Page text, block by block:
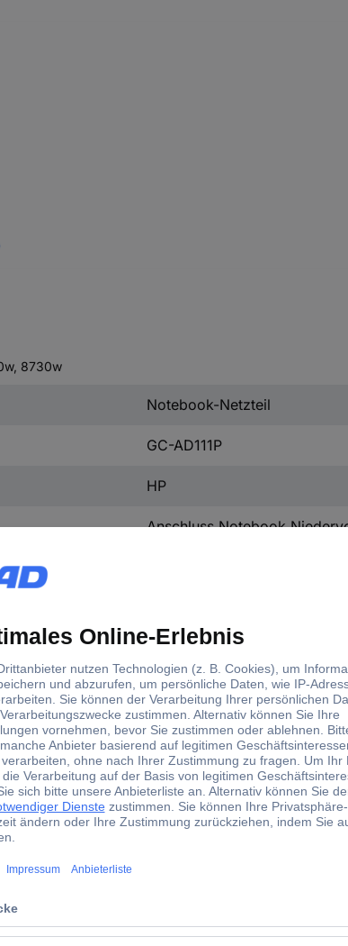
8730w
Notebook-Netzteil
GC-AD111P
HP
Anschluss Notebook
19.5 V
19.5 V
7.7 A
7.7 A
0.42
Ja